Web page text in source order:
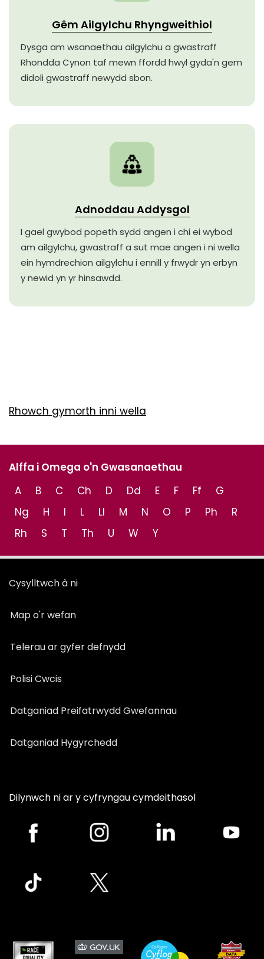
Gêm Ailgylchu Rhyngweithiol
Dysga am wsanaethau ailgylchu a gwastraff
Rhondda Cynon taf mewn ffordd hwyl gyda'n gem
didoli gwastraff newydd sbon.
Adnoddau Addysgol
I gael gwybod popeth sydd angen i chi ei wybod
am ailgylchu, gwastraff a sut mae angen i ni wella
ein hymdrechion ailgylchu i ennill y frwydr yn erbyn
y newid yn yr hinsawdd.
Rhowch gymorth inni wella
Alffa i Omega o'n Gwasanaethau
A
B C Ch D Dd E F Ff
G
Ng
H I L Ll M N O P Ph
R
Rh
S T Th U W Y
Cysylltwch â ni
Map o'r wefan
Telerau ar gyfer defnydd
Polisi Cwcis
Datganiad Preifatrwydd Gwefannau
Datganiad Hygyrchedd
Dilynwch ni ar y cyfryngau cymdeithasol